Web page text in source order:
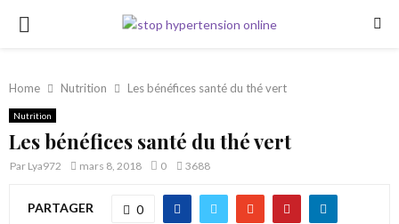
PRIMARY
Home Nutrition Les bénéfices santé du thé vert
Nutrition
Les bénéfices santé du thé vert
Par Lya972 mars 8, 2018 0 3688
PARTAGER 0